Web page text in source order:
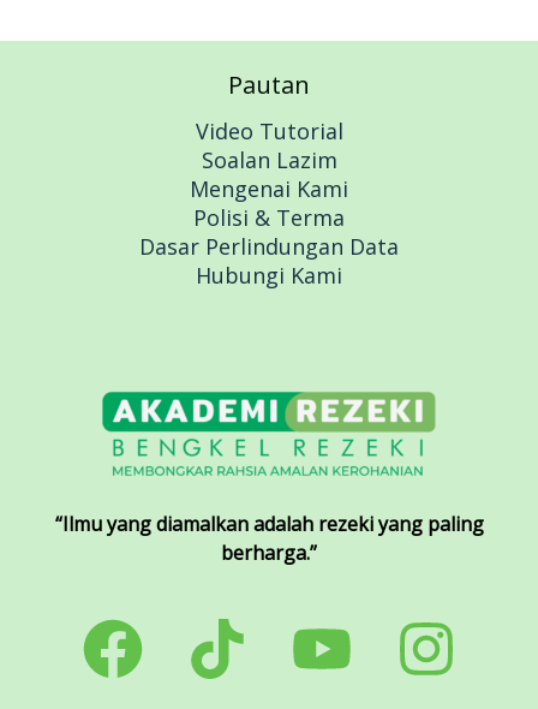
Pautan
Video Tutorial
Soalan Lazim
Mengenai Kami
Polisi & Terma
Dasar Perlindungan Data
Hubungi Kami
“Ilmu yang diamalkan adalah rezeki yang paling
berharga.”